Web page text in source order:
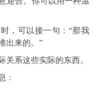
，可以接一句：“那我
出来的。”
关系这些实际的东西。
：